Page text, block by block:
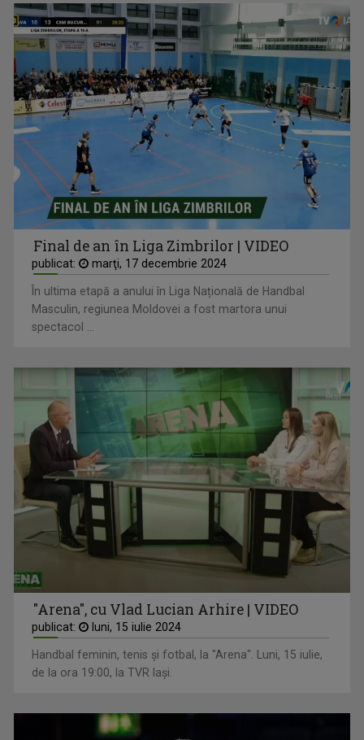
Final de an în Liga Zimbrilor | VIDEO
publicat: marţi, 17 decembrie 2024
În ultima etapă a anului în Liga Națională de Handbal
Masculin, regiunea Moldovei a fost martora unui
spectacol ...
"Arena", cu Vlad Lucian Arhire | VIDEO
publicat: luni, 15 iulie 2024
Handbal feminin, tenis și fotbal, la "Arena". Luni, 15 iulie,
de la ora 19:00, la TVR Iași.